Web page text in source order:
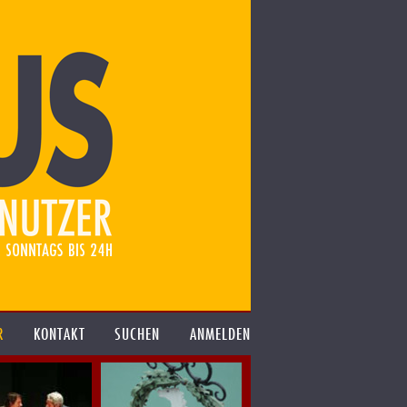
KONTAKT SUCHEN ANMELDEN